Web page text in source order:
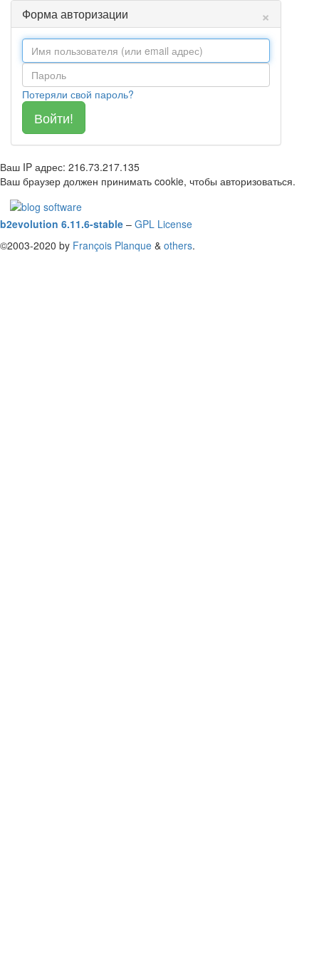
Форма авторизации ×
Потеряли свой пароль?
Ваш IP адрес: 216.73.217.135
Ваш браузер должен принимать cookie, чтобы авторизоваться.
b2evolution 6.11.6-stable – GPL License
©2003-2020 by François Planque & others.